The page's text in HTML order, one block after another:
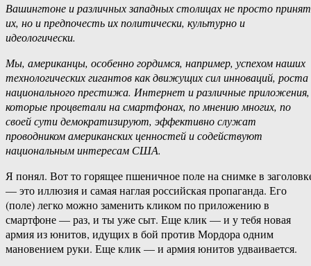
Вашингтоне и различных западных столицах не просто
их, но и предпочесть их политически, культурно и
идеологически.
Мы, американцы, особенно гордимся, например, успехом наших
технологических гигантов как движущих сил инноваций, роста
национального престижа. Интернет и различные приложения,
которые процветали на смартфонах, по мнению многих, по
своей сути демократизируют, эффективно служат
проводником американских ценностей и содействуют
национальным интересам США.
Я понял. Вот то горящее пшеничное поле на снимке в
— это иллюзия и самая наглая российская пропаганда. Его
(поле) легко можно заменить кликом по приложению в
смартфоне — раз, и ты уже сыт. Еще клик — и у тебя новая
армия из юнитов, идущих в бой против Мордора одним
мановением руки. Еще клик — и армия юнитов удваивается.